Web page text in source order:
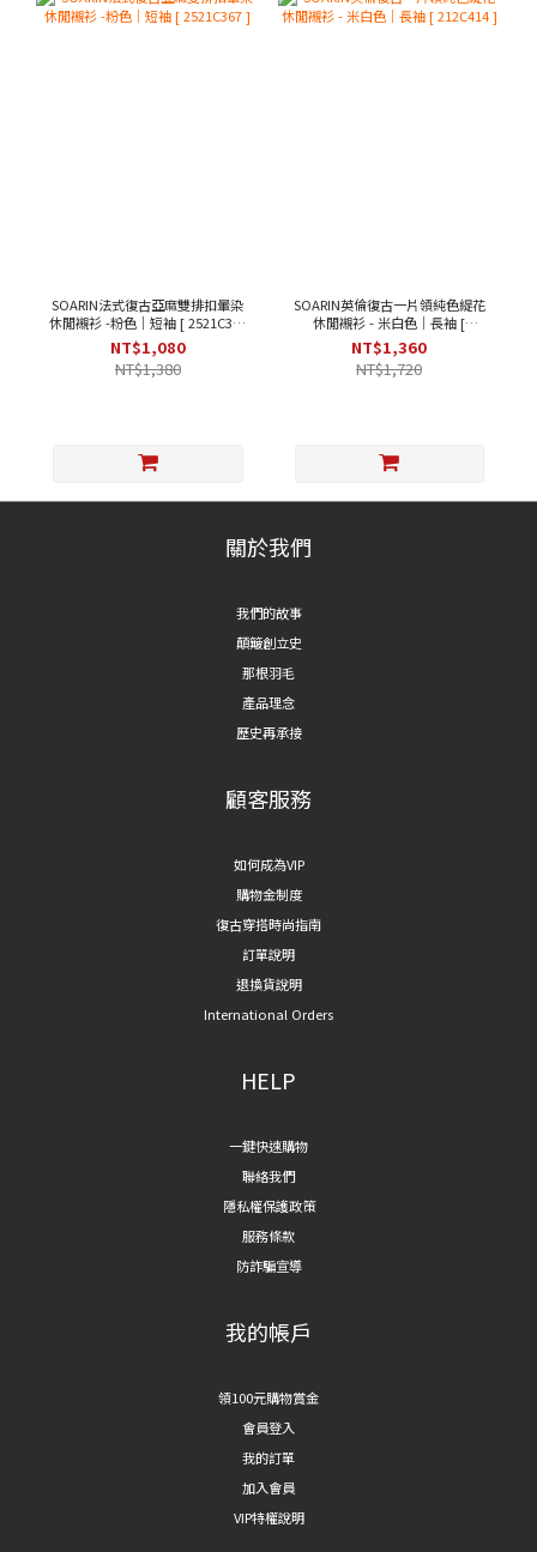
SOARIN法式復古亞麻雙排扣暈染
休閒襯衫 -粉色｜短袖 [ 2521C367
]
NT$1,080
NT$1,380
SOARIN英倫復古一片領純色緹花
休閒襯衫 - 米白色｜長袖 [
212C414 ]
NT$1,360
NT$1,720
關於我們
我們的故事
顛簸創立史
那根羽毛
產品理念
歷史再承接
顧客服務
如何成為VIP
購物金制度
復古穿搭時尚指南
訂單說明
退換貨說明
International Orders
HELP
一鍵快速購物
聯絡我們
隱私權保護政策
服務條款
防詐騙宣導
我的帳戶
領100元購物賞金
會員登入
我的訂單
加入會員
VIP特權說明